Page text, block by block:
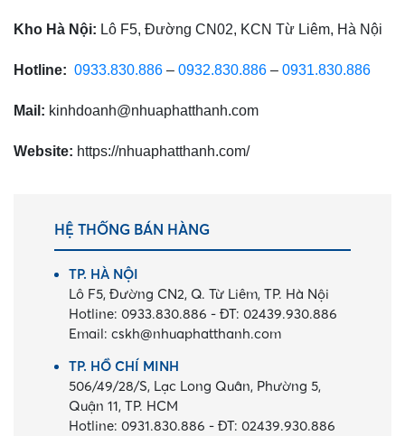
Kho Hà Nội: Lô F5, Đường CN02, KCN Từ Liêm, Hà Nội
Hotline: 0933.830.886 – 0932.830.886 – 0931.830.886
Mail: kinhdoanh@nhuaphatthanh.com
Website: https://nhuaphatthanh.com/
HỆ THỐNG BÁN HÀNG
TP. HÀ NỘI
Lô F5, Đường CN2, Q. Từ Liêm, TP. Hà Nội
Hotline: 0933.830.886 -ĐT: 02439.930.886
Email:cskh@nhuaphatthanh.com
TP. HỒ CHÍ MINH
506/49/28/S, Lạc Long Quân, Phường 5,
Quận 11, TP. HCM
Hotline: 0931.830.886 -ĐT: 02439.930.886